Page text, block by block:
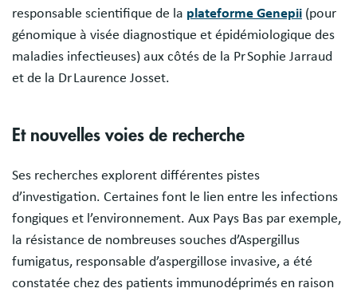
responsable scientifique de la plateforme Genepii (pour
génomique à visée diagnostique et épidémiologique des
maladies infectieuses) aux côtés de la Pr Sophie Jarraud
et de la Dr Laurence Josset.
Et nouvelles voies de recherche
Ses recherches explorent différentes pistes
d’investigation. Certaines font le lien entre les infections
fongiques et l’environnement. Aux Pays Bas par exemple,
la résistance de nombreuses souches d’Aspergillus
fumigatus, responsable d’aspergillose invasive, a été
constatée chez des patients immunodéprimés en raison